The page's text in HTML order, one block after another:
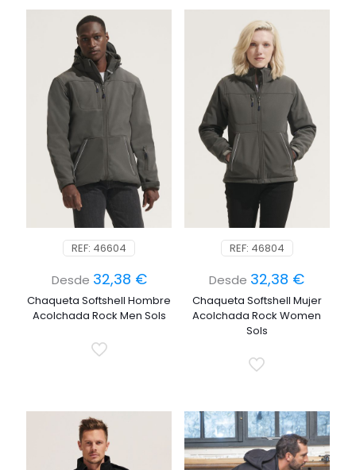
REF: 46604
Desde 32,38 €
Chaqueta Softshell Hombre
Acolchada Rock Men Sols
REF: 46804
Desde 32,38 €
Chaqueta Softshell Mujer
Acolchada Rock Women
Sols